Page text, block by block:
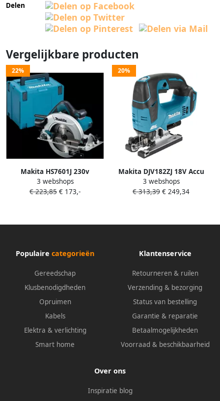
Delen
Vergelijkbare producten
22%
Makita HS7601J 230v
Cirkelzaag | 1200w 190mm
HS7601J
3 webshops
€ 223,85 € 173,-
20%
Makita DJV182ZJ 18V Accu
Decoupeerzaag D-greep |
Zonder accu&apos;s en lader
3 webshops
€ 313,39 € 249,34
Populaire categorieën
Gereedschap
Klusbenodigdheden
Opruimen
Kabels
Elektra & verlichting
Smart home
Klantenservice
Retourneren & ruilen
Verzending & bezorging
Status van bestelling
Garantie & reparatie
Betaalmogelijkheden
Voorraad & beschikbaarheid
Over ons
Inspiratie blog